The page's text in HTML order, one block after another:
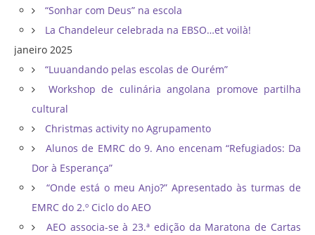
“Sonhar com Deus” na escola
La Chandeleur celebrada na EBSO…et voilà!
janeiro 2025
“Luuandando pelas escolas de Ourém”
Workshop de culinária angolana promove partilha
cultural
Christmas activity no Agrupamento
Alunos de EMRC do 9. Ano encenam “Refugiados: Da
Dor à Esperança”
“Onde está o meu Anjo?” Apresentado às turmas de
EMRC do 2.º Ciclo do AEO
AEO associa-se à 23.ª edição da Maratona de Cartas